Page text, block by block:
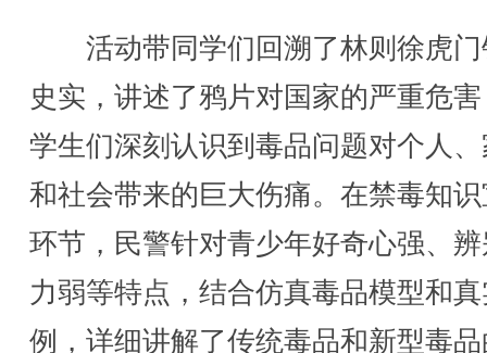
活动带同学们回溯了林则徐虎门
史实，讲述了鸦片对国家的严重危
学生们深刻认识到毒品问题对个人
和社会带来的巨大伤痛。在禁毒知
环节，民警针对青少年好奇心强、
力弱等特点，结合仿真毒品模型和
例，详细讲解了传统毒品和新型毒